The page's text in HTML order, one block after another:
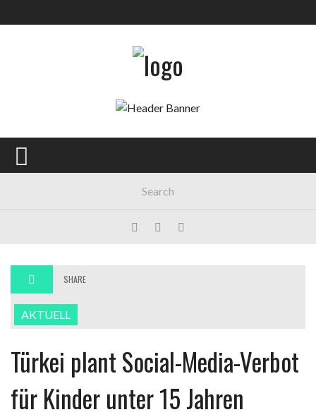
SHARE
AKTUELL
Türkei plant Social-Media-Verbot
für Kinder unter 15 Jahren